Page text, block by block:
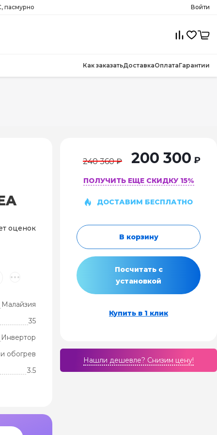
пасмурно Войти
Как заказатьДоставкаОплатаГарантии
оценок
Малайзия
35
Инвертор
обогрев
3.5
240 360 ₽ 200 300 ₽
ПОЛУЧИТЬ ЕЩЕ СКИДКУ 15%
ДОСТАВИМ БЕСПЛАТНО
В корзину
Посчитать с
установкой
Купить в 1 клик
Нашли дешевле? Cнизим цену!